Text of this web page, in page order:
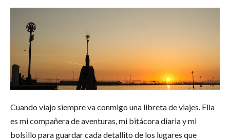
Cuando viajo siempre va conmigo una libreta de viajes. Ella
es mi compañera de aventuras, mi bitácora diaria y mi
bolsillo para guardar cada detallito de los lugares que